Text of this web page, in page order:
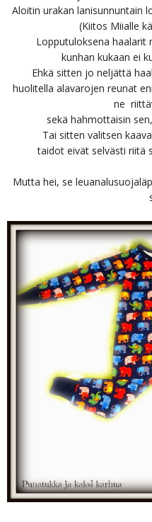
Aloitin urakan lanisunnuntain
(Kiitos Miialle
Lopputuloksena haalarit
kunhan kukaan ei
Ehkä sitten jo neljättä
huolitella alavarojen reunat
ne
sekä hahmottaisin
Tai sitten valitsen
taidot eivät selvästi riitä
Mutta hei, se